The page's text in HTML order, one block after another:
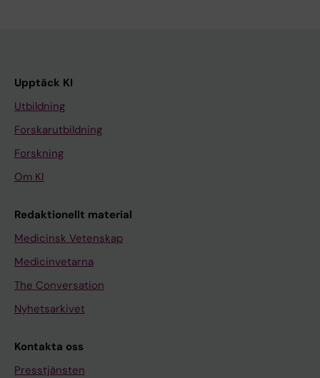
Upptäck KI
Utbildning
Forskarutbildning
Forskning
Om KI
Redaktionellt material
Medicinsk Vetenskap
Medicinvetarna
The Conversation
Nyhetsarkivet
Kontakta oss
Presstjänsten